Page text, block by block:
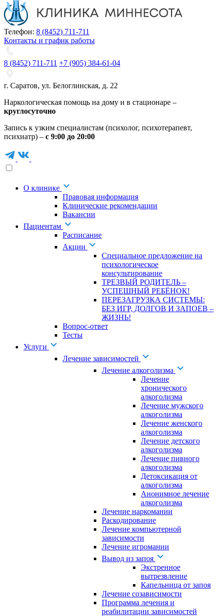
Телефон: 8 (8452) 711-711
Контакты и график работы
8 (8452) 711-711 +7 (905) 384-61-04
г. Саратов, ул. Белоглинская, д. 22
Наркологическая помощь на дому и в стационаре –
круглосуточно
Запись к узким специалистам (психолог, психотерапевт,
психиатр) – с 9:00 до 20:00
О клинике
Правовая информация
Клинические рекомендации
Вакансии
Пациентам
Расписание
Акции
Специальное предложение на
психологическое
консультирование
ТРЕЗВЫЙ РОДИТЕЛЬ –
УСПЕШНЫЙ РЕБЁНОК!
ПЕРЕЗАГРУЗКА СИСТЕМЫ:
БЕЗ ИГР, ДОЛГОВ И ЗАПОЕВ –
ЖИЗНЬ!
Вопрос-ответ
Тесты
Услуги
Лечение зависимостей
Лечение алкоголизма
Лечение
хронического
алкоголизма
Лечение мужского
алкоголизма
Лечение женского
алкоголизма
Лечение детского
алкоголизма
Лечение пивного
алкоголизма
Детоксикация от
алкоголизма
Анонимное лечение
алкоголизма
Лечение наркомании
Раскодирование
Лечение компьютерной
зависимости
Лечение игромании
Вывод из запоя
Экстренное
вытрезвление
Капельница от запоя
Лечение созависимости
Программа лечения и
реабилитации зависимостей